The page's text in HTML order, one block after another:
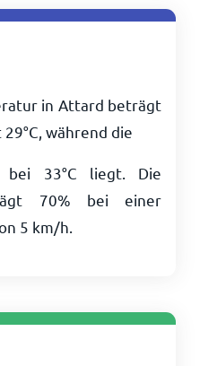
in Attard beträgt
29°C , während die
bei 33°C liegt. Die
70% bei einer
5 km/h